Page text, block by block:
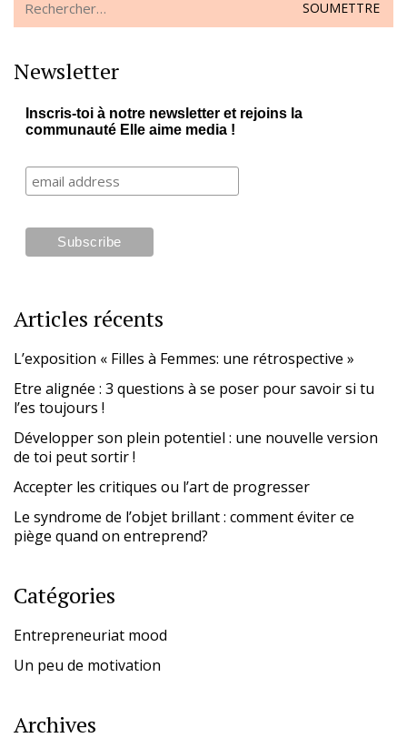
for:
Newsletter
Inscris-toi à notre newsletter et rejoins la
communauté Elle aime media !
Articles récents
L’exposition « Filles à Femmes: une rétrospective »
Etre alignée : 3 questions à se poser pour savoir si tu
l’es toujours !
Développer son plein potentiel : une nouvelle version
de toi peut sortir !
Accepter les critiques ou l’art de progresser
Le syndrome de l’objet brillant : comment éviter ce
piège quand on entreprend?
Catégories
Entrepreneuriat mood
Un peu de motivation
Archives